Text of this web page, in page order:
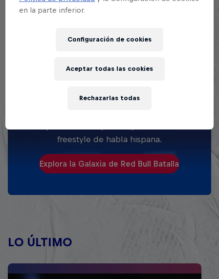
EXPLORA TODAS SUS
freestyle de habla hispana.
Explora la Galaxia de Red Bull Batalla
LO ÚLTIMO
en la parte inferior.
Configuración de cookies
Rechazarlas todas
Aceptar todas las cookies